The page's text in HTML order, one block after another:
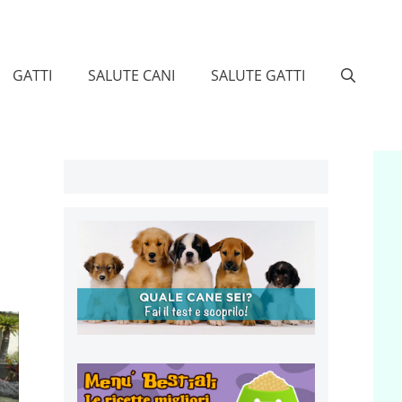
GATTI SALUTE CANI SALUTE GATTI